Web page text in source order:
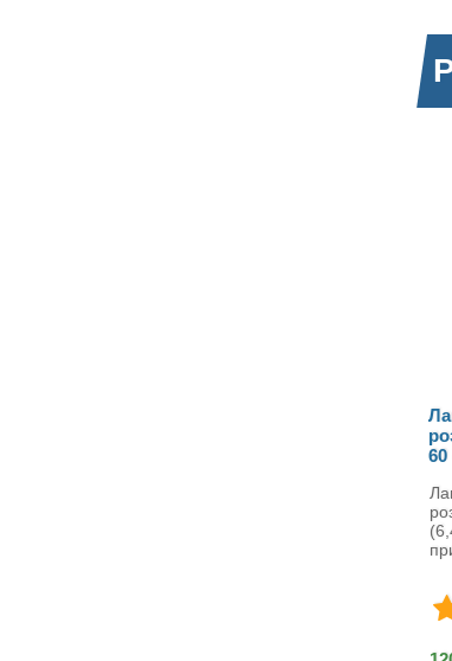
Лапка тефлонова
розпошивальних
Лапка тефлонова
розпошивальних
(6,4 мм) Лапка
призначена для